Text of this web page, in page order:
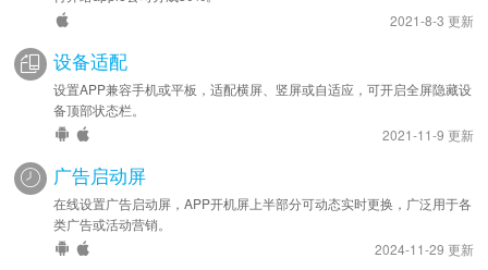
2021-8-3 更新
设备适配
设置APP兼容手机或平板，适配横屏、竖屏或自适应，可开启全屏隐藏设
备顶部状态栏。
2021-11-9 更新
广告启动屏
在线设置广告启动屏，APP开机屏上半部分可动态实时更换，广泛用于各
类广告或活动营销。
2024-11-29 更新